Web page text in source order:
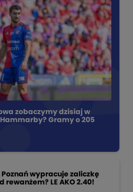
zobaczymy dzisiaj w
Gramy o 205
Poznań wypracuje zaliczkę
rewanżem? LE AKO 2.40!